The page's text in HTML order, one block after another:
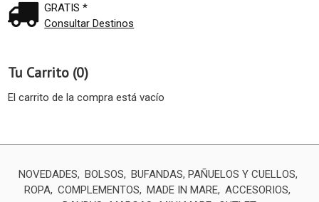
GRATIS *
Consultar Destinos
Tu Carrito (0)
El carrito de la compra está vacío
NOVEDADES BOLSOS
BUFANDAS, PAÑUELOS Y CUELLOS
ROPA COMPLEMENTOS MADE IN MARE ACCESORIOS